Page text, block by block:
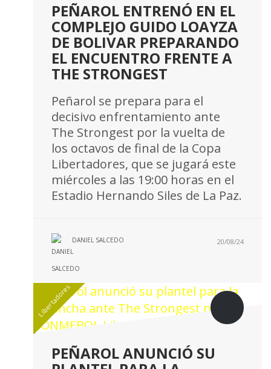
PEÑAROL ENTRENÓ EN EL
COMPLEJO GUIDO LOAYZA
DE BOLIVAR PREPARANDO
EL ENCUENTRO FRENTE A
THE STRONGEST
Peñarol se prepara para el
decisivo enfrentamiento ante
The Strongest por la vuelta de
los octavos de final de la Copa
Libertadores, que se jugará este
miércoles a las 19:00 horas en el
Estadio Hernando Siles de La Paz.
DANIEL SALCEDO 20/08/24
Libertadores
PEÑAROL ANUNCIÓ SU